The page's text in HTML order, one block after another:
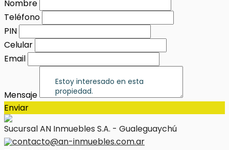
Nombre
Teléfono
PIN
Celular
Email
Mensaje
Enviar
Sucursal AN Inmuebles S.A. - Gualeguaychú
contacto@an-inmuebles.com.ar